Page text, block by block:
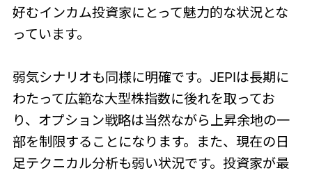
好むインカム投資家にとって魅力的な状況とな
っています。
弱気シナリオも同様に明確です。JEPIは長期に
わたって広範な大型株指数に後れを取ってお
り、オプション戦略は当然ながら上昇余地の一
部を制限することになります。また、現在の日
足テクニカル分析も弱い状況です。投資家が最